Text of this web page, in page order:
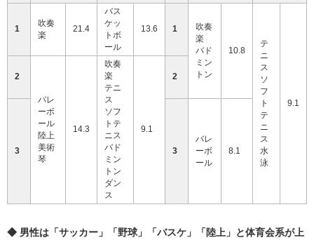
1
吹奏
楽
21.4
バス
ケッ
トボ
ール
13.6 1
吹奏
楽
バド
ミン
トン
10.8
テ
ニ
ス
ソ
フ
ト
テ
ニ
ス
水
泳
9.1
2
バレ
ーボ
ール
陸上
美術
琴
14.3
吹奏
楽
テニ
ス
ソフ
トテ
ニス
バド
ミン
トン
ダン
ス
9.1
2
3 3
バレ
ーボ
ール
8.1
◆ 男性は「サッカー」「野球」「バスケ」「陸上」と体育会系が上